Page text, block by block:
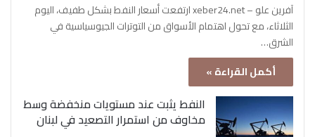
آفرين علو – xeber24.net ارتفعت أسعار النفط بشكل طفيف، اليوم
الثلاثاء، مع تحول اهتمام الأسواق من التوترات الجيوسياسية في
الشرق…
أكمل القراءة »
النفط يثبت عند مستويات منخفضة وسط
مخاوف من استمرار التصعيد في لبنان